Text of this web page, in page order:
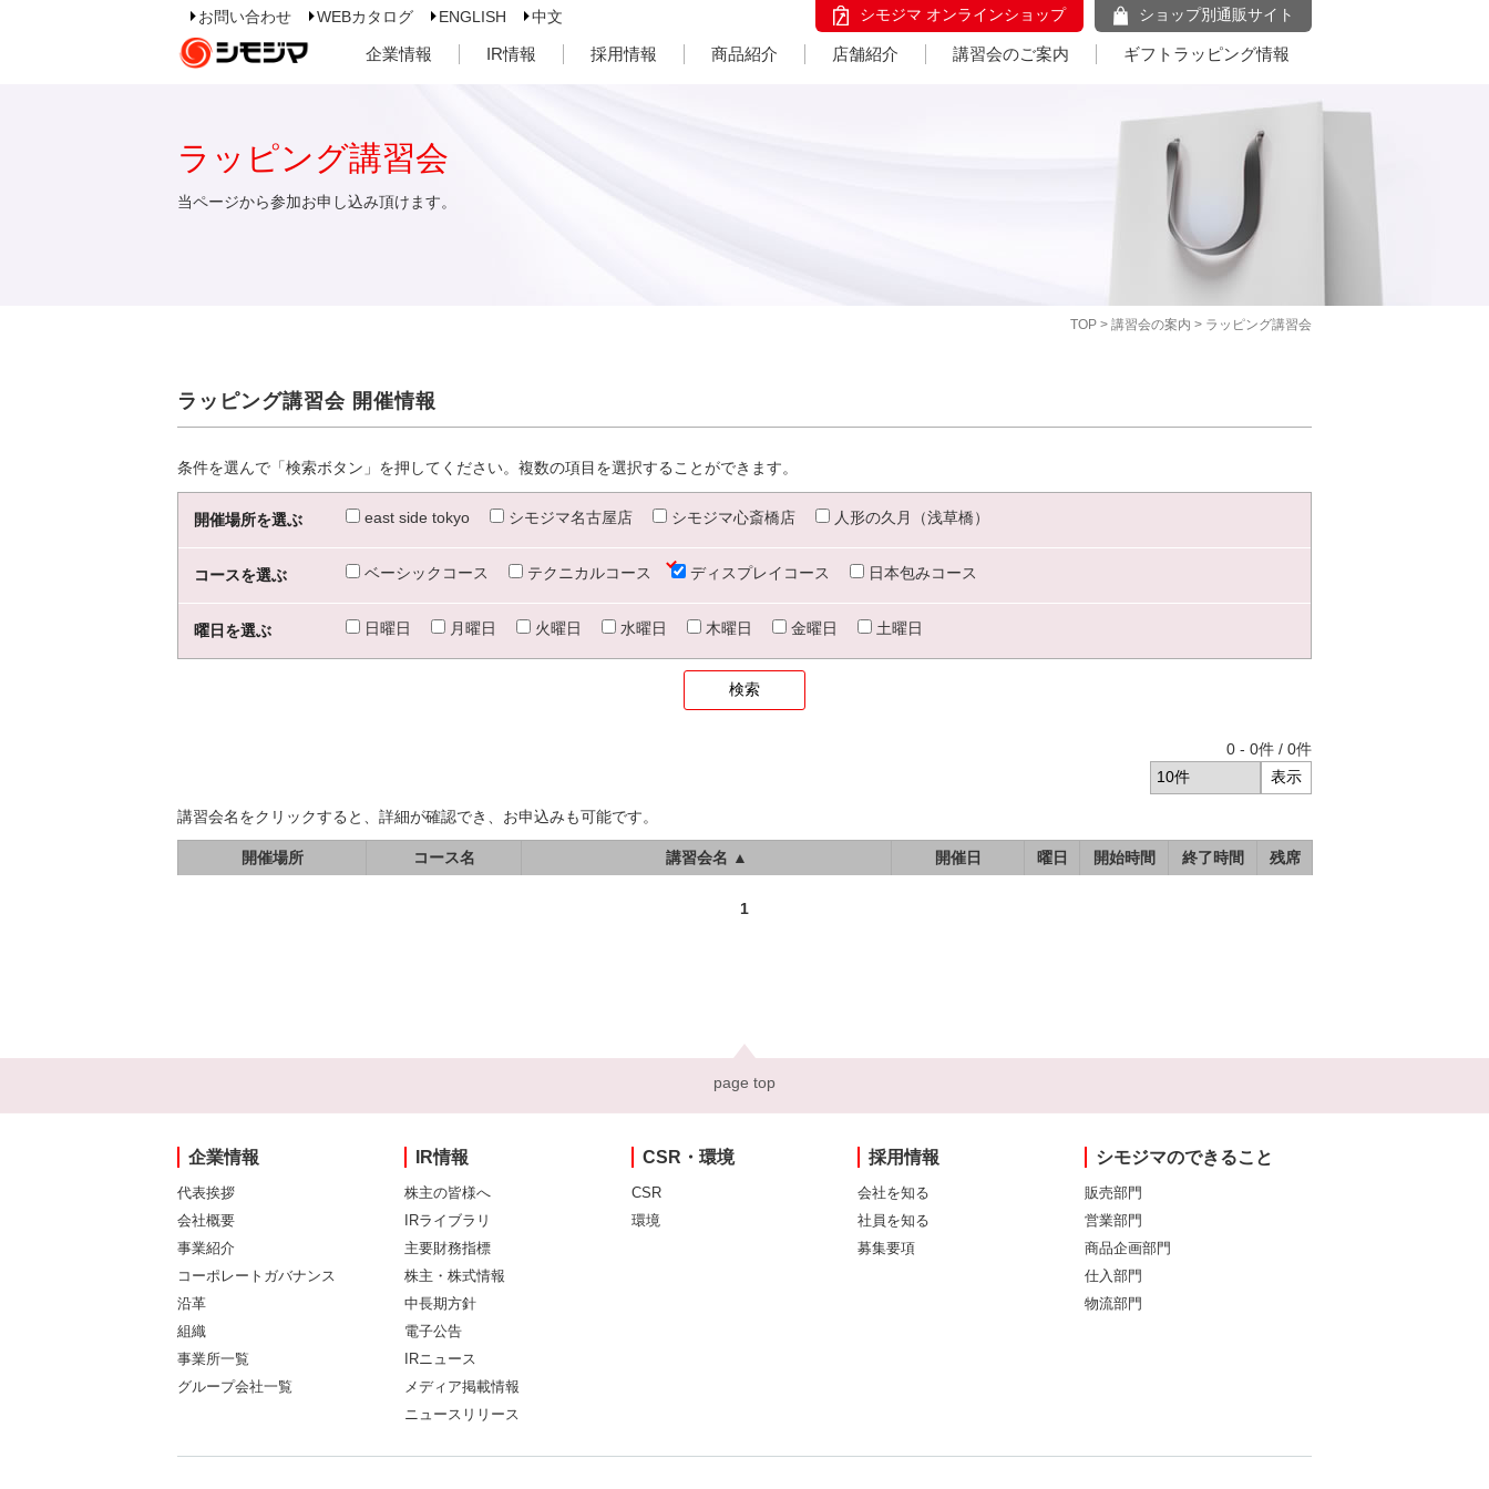
お問い合わせ WEBカタログ ENGLISH 中文 シモジマ オンラインショップ ショップ別通販サイト
企業情報 IR情報 採用情報 商品紹介 店舗紹介 講習会のご案内 ギフトラッピング情報
TOP > 講習会の案内 > ラッピング講習会
ラッピング講習会
当ページから参加お申し込み頂けます。
ラッピング講習会 開催情報
条件を選んで「検索ボタン」を押してください。複数の項目を選択することができます。
開催場所を選ぶ east side tokyo シモジマ名古屋店 シモジマ心斎橋店 人形の久月（浅草橋）
コースを選ぶ ベーシックコース テクニカルコース ディスプレイコース 日本包みコース
曜日を選ぶ 日曜日 月曜日 火曜日 水曜日 木曜日 金曜日 土曜日
0 - 0件 / 0件
講習会名をクリックすると、詳細が確認でき、お申込みも可能です。
開催場所 コース名 講習会名 ▲ 開催日 曜日 開始時間 終了時間 残席
1
page top
企業情報
代表挨拶
会社概要
事業紹介
コーポレートガバナンス
沿革
組織
事業所一覧
グループ会社一覧
IR情報
株主の皆様へ
IRライブラリ
主要財務指標
株主・株式情報
中長期方針
電子公告
IRニュース
メディア掲載情報
ニュースリリース
CSR・環境
CSR
環境
採用情報
会社を知る
社員を知る
募集要項
シモジマのできること
販売部門
営業部門
商品企画部門
仕入部門
物流部門